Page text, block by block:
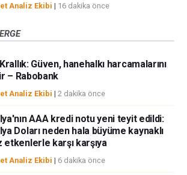
Analiz Ekibi | 16 dakika önce
Güven, hanehalkı harcamalarını
– Rabobank
Analiz Ekibi | 2 dakika önce
AAA kredi notu yeni teyit edildi:
Doları neden hala büyüme kaynaklı
etkenlerle karşı karşıya
Analiz Ekibi | 6 dakika önce